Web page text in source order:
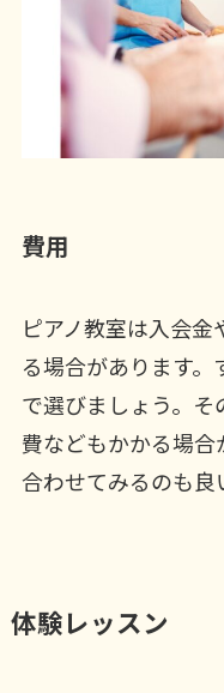
費用
ピアノ教室は入会
る場合があります
で選びましょう。
費などもかかる場
合わせてみるのも良
体験レッスン